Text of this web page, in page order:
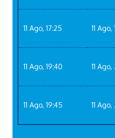
11 Ago, 17:25 11 Ago,
11 Ago, 19:40 11 Ago,
11 Ago, 19:45 11